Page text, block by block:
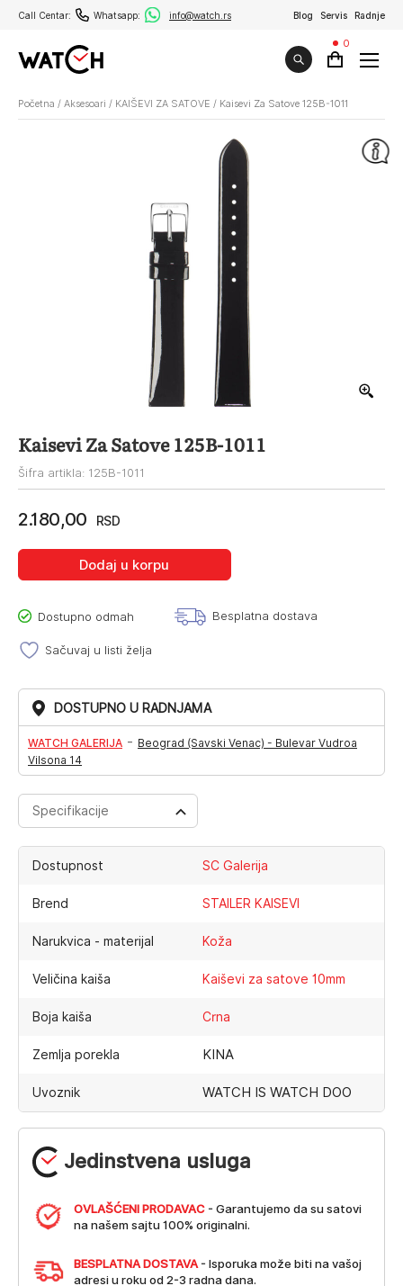
Call Centar: Whatsapp: info@watch.rs Blog Servis Radnje
0
Početna / Aksesoari / KAIŠEVI ZA SATOVE / Kaisevi Za Satove 125B-1011
Kaisevi Za Satove 125B-1011
Šifra artikla: 125B-1011
2.180,00 RSD
Dodaj u korpu
Dostupno odmah Besplatna dostava
Sačuvaj u listi želja
DOSTUPNO U RADNJAMA
WATCH GALERIJA - Beograd (Savski Venac) - Bulevar Vudroa
Vilsona 14
Jedinstvena usluga
OVLAŠĆENI PRODAVAC - Garantujemo da su satovi
na našem sajtu 100% originalni.
BESPLATNA DOSTAVA - Isporuka može biti na vašoj
adresi u roku od 2-3 radna dana.
Specifikacije
Dostupnost SC Galerija
Brend STAILER KAISEVI
Narukvica - materijal Koža
Veličina kaiša Kaiševi za satove 10mm
Boja kaiša Crna
Zemlja porekla KINA
Uvoznik WATCH IS WATCH DOO